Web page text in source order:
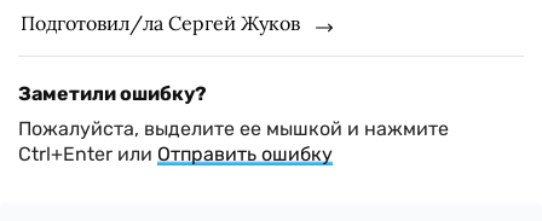
Подготовил/ла Сергей Жуков
Заметили ошибку?
Пожалуйста, выделите ее мышкой и нажмите
Ctrl+Enter или Отправить ошибку